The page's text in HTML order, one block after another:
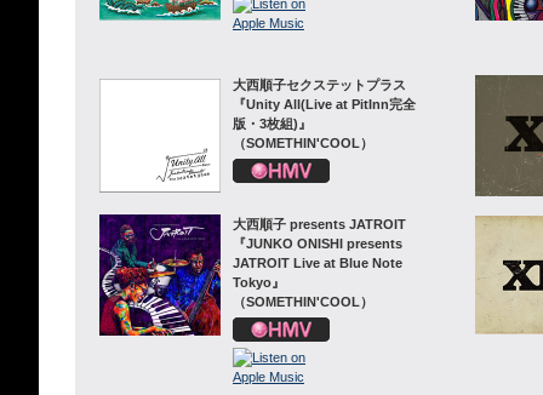
大西順子セクステットプラス
『Unity All(Live at PitInn完全
版・3枚組)』
（SOMETHIN'COOL）
大西順子 presents JATROIT
『JUNKO ONISHI presents
JATROIT Live at Blue Note
Tokyo』
（SOMETHIN'COOL）